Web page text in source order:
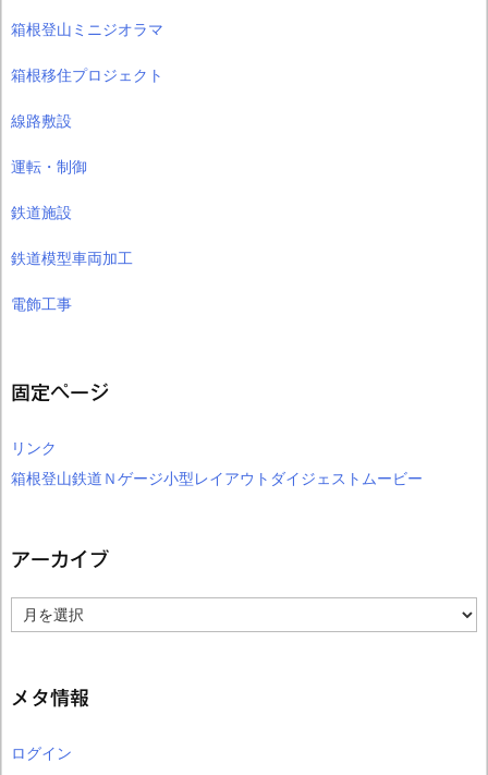
箱根登山ミニジオラマ
箱根移住プロジェクト
線路敷設
運転・制御
鉄道施設
鉄道模型車両加工
電飾工事
固定ページ
リンク
箱根登山鉄道Ｎゲージ小型レイアウトダイジェストムービー
アーカイブ
ー
ブ
メタ情報
ログイン